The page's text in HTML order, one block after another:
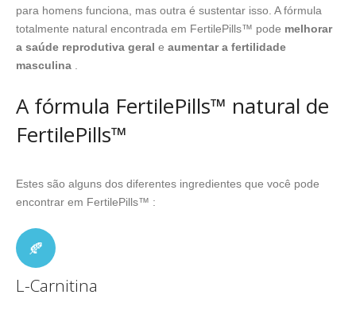
para homens funciona, mas outra é sustentar isso. A fórmula
totalmente natural encontrada em FertilePills™ pode melhorar
a saúde reprodutiva geral e aumentar a fertilidade
masculina
A fórmula FertilePills™ natural de
FertilePills™
Estes são alguns dos diferentes ingredientes que você pode
encontrar em FertilePills™ :
L-Carnitina